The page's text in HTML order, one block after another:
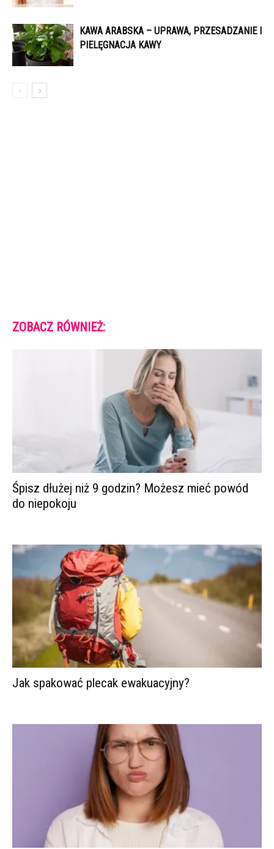
KAWA ARABSKA – UPRAWA, PRZESADZANIE I
PIELĘGNACJA KAWY
ZOBACZ RÓWNIEŻ:
Śpisz dłużej niż 9 godzin? Możesz mieć powód
do niepokoju
Jak spakować plecak ewakuacyjny?